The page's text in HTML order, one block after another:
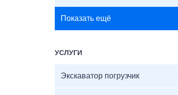
Показать ещё
УСЛУГИ
Экскаватор погрузчик